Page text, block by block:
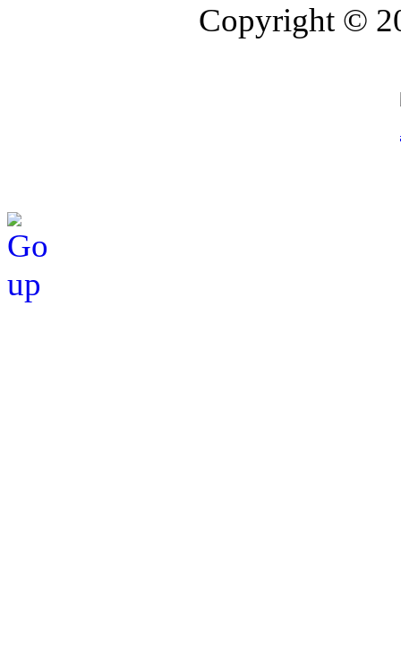
Copyright ©